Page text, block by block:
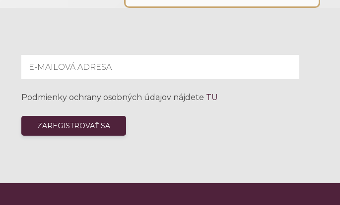
Podmienky ochrany osobných údajov nájdete TU